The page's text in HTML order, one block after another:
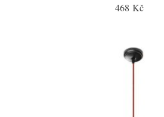
468 Kč